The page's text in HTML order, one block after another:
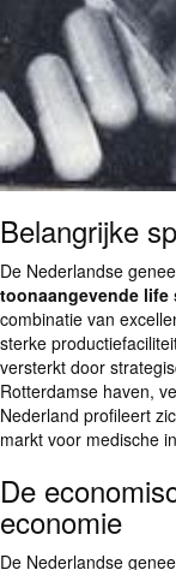
Belangrijke
De Nederlandse
toonaangevende life
combinatie van
sterke
versterkt door
Rotterdamse haven,
Nederland profileert
markt voor medische
De
economie
De Nederlandse